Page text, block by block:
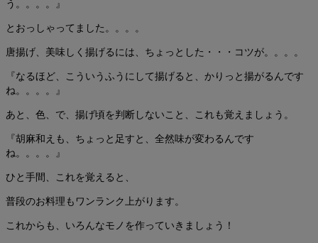
う。。。。』
とおっしゃってました。。。。
唐揚げ、美味しく揚げるには、ちょっとした・・・コツが。。。。
『なるほど、こういうふうにして揚げると、かりっと揚がるんです
ね。。。。』
あと、色、で、揚げ頃を判断しないこと、これも覚えましょう。
『胡麻和えも、ちょっと足すと、全然味が変わるんです
ね。。。。』
ひと手間、これを覚えると、
普段のお料理もワンランク上がります。
これからも、いろんなモノを作っていきましょう！